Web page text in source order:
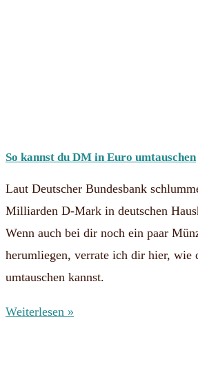
So kannst du DM in Euro umtauschen
Laut Deutscher Bundesbank
Milliarden D-Mark in deutschen
Wenn auch bei dir noch ein paar
herumliegen, verrate ich dir hier, wie
umtauschen kannst.
Weiterlesen »